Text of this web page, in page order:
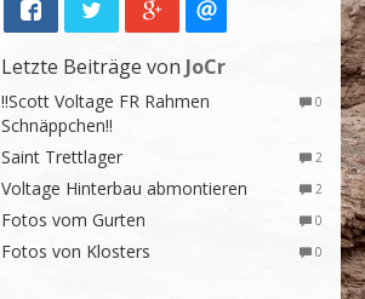
Letzte Beiträge von JoCr
!!Scott Voltage FR Rahmen
Schnäppchen!!
0
Saint Trettlager 2
Voltage Hinterbau abmontieren 2
Fotos vom Gurten 0
Fotos von Klosters 0